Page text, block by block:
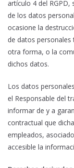
artículo 4 del RGPD,
de los datos
ocasione la
de datos
otra forma, o la
dichos datos.
Los datos
el Responsable del
informar de y a
contractual que
empleados,
accesible la